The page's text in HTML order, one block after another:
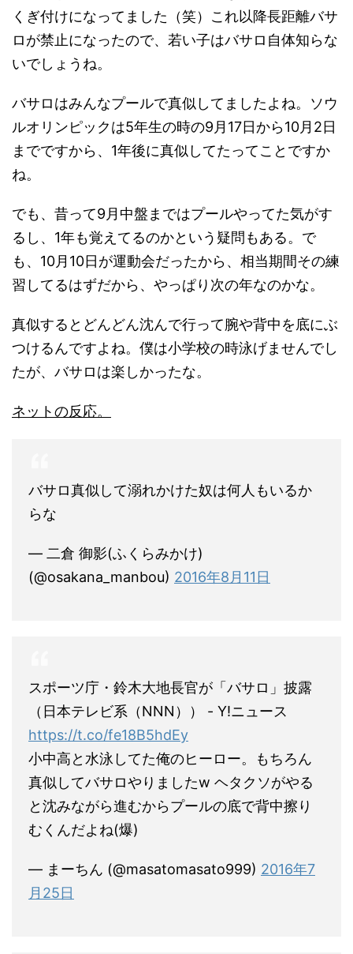
くぎ付けになってました（笑）これ以降長距離バサ
ロが禁止になったので、若い子はバサロ自体知らな
いでしょうね。
バサロはみんなプールで真似してましたよね。ソウ
ルオリンピックは5年生の時の9月17日から10月2日
までですから、1年後に真似してたってことですか
ね。
でも、昔って9月中盤まではプールやってた気がす
るし、1年も覚えてるのかという疑問もある。で
も、10月10日が運動会だったから、相当期間その練
習してるはずだから、やっぱり次の年なのかな。
真似するとどんどん沈んで行って腕や背中を底にぶ
つけるんですよね。僕は小学校の時泳げませんでし
たが、バサロは楽しかったな。
ネットの反応。
バサロ真似して溺れかけた奴は何人もいるか
らな
— 二倉 御影(ふくらみかけ)
(@osakana_manbou) 2016年8月11日
スポーツ庁・鈴木大地長官が「バサロ」披露
（日本テレビ系（NNN）） - Y!ニュース
https://t.co/fe18B5hdEy
小中高と水泳してた俺のヒーロー。もちろん
真似してバサロやりましたw ヘタクソがやる
と沈みながら進むからプールの底で背中擦り
むくんだよね(爆)
— まーちん (@masatomasato999) 2016年7
月25日